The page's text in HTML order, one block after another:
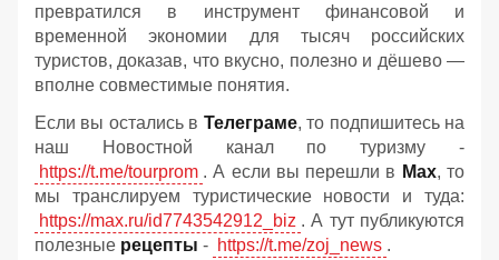
превратился в инструмент финансовой и
временной экономии для тысяч российских
туристов, доказав, что вкусно, полезно и дёшево —
вполне совместимые понятия.
Если вы остались в Телеграме, то подпишитесь на
наш Новостной канал по туризму -
https://t.me/tourprom . А если вы перешли в Мах, то
мы транслируем туристические новости и туда:
https://max.ru/id7743542912_biz . А тут публикуются
полезные рецепты - https://t.me/zoj_news .